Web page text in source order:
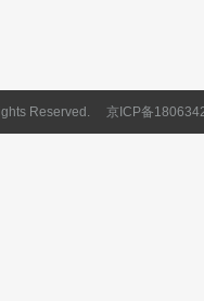
Reserved. 京ICP备